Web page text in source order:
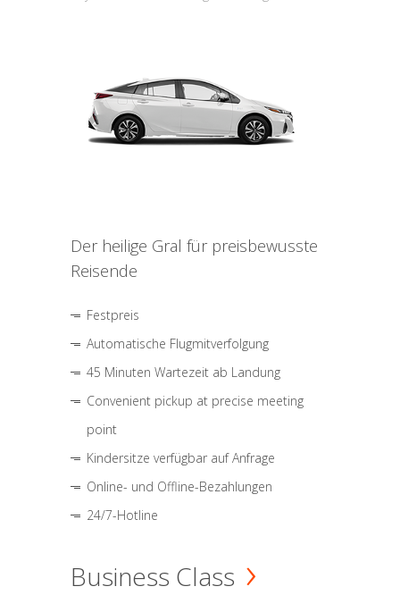
Der heilige Gral für preisbewusste
Reisende
Festpreis
Automatische Flugmitverfolgung
45 Minuten Wartezeit ab Landung
Convenient pickup at precise meeting
point
Kindersitze verfügbar auf Anfrage
Online- und Offline-Bezahlungen
24/7-Hotline
Business Class